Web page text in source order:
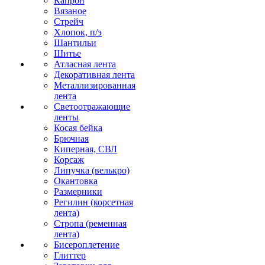
Вязаное
Стрейч
Хлопок, п/э
Шантильи
Шитье
Атласная лента
Декоративная лента
Металлизированная
лента
Светоотражающие
ленты
Косая бейка
Брючная
Киперная, СВЛ
Корсаж
Липучка (велькро)
Окантовка
Размерники
Регилин (корсетная
лента)
Стропа (ременная
лента)
Бисероплетение
Глиттер